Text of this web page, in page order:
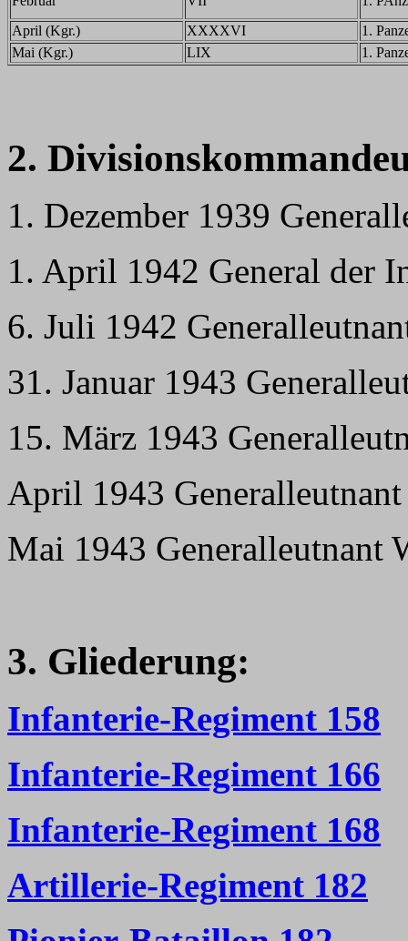
April (Kgr.)
XXXXVI
1.
Mai (Kgr.)
LIX 1.
2.
1. Dezember 1939
1. April 1942 General der
6. Juli 1942
31. Januar 1943
15. März 1943
April 1943
Mai 1943 Generalleutnant
3. Gliederung:
Infanterie-Regiment 158
Infanterie-Regiment 166
Infanterie-Regiment 168
Artillerie-Regiment 182